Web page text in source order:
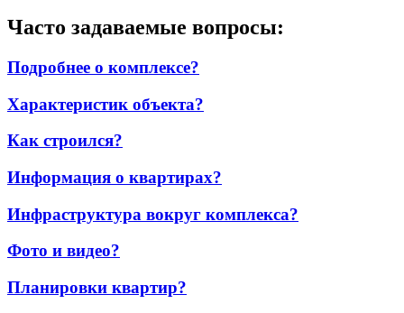
Часто задаваемые вопросы:
Подробнее о комплексе?
Характеристик объекта?
Как строился?
Информация о квартирах?
Инфраструктура вокруг комплекса?
Фото и видео?
Планировки квартир?